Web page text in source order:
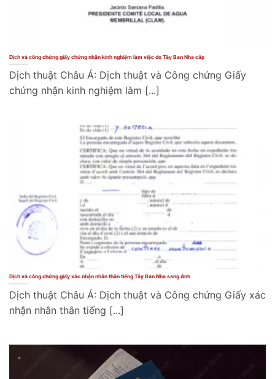
Dịch và công chứng giấy chứng nhận kinh nghiệm làm việc do Tây Ban Nha cấp
Dịch thuật Châu Á: Dịch thuật và Công chứng Giấy
chứng nhận kinh nghiệm làm [...]
Dịch và công chứng giấy xác nhận nhân thân tiếng Tây Ban Nha sang Anh
Dịch thuật Châu Á: Dịch thuật và Công chứng Giấy xác
nhận nhân thân tiếng [...]